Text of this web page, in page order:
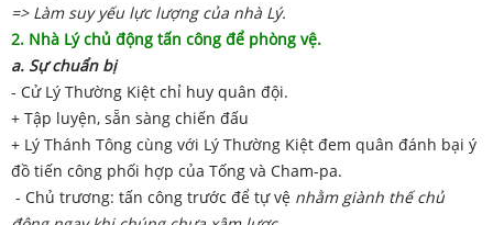
=> Làm suy yếu lực lượng của nhà Lý.
2. Nhà Lý chủ động tấn công để phòng vệ.
a. Sự chuẩn bị
- Cử Lý Thường Kiệt chỉ huy quân đội.
+ Tập luyện, sẵn sàng chiến đấu
+ Lý Thánh Tông cùng với Lý Thường Kiệt đem quân đánh bại ý
đồ tiến công phối hợp của Tống và Cham-pa.
- Chủ trương: tấn công trước để tự vệ nhằm giành thế chủ